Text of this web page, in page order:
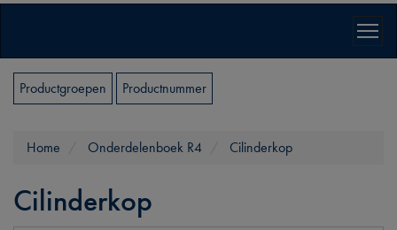
Productgroepen Productnummer
Home Onderdelenboek R4 Cilinderkop
Cilinderkop